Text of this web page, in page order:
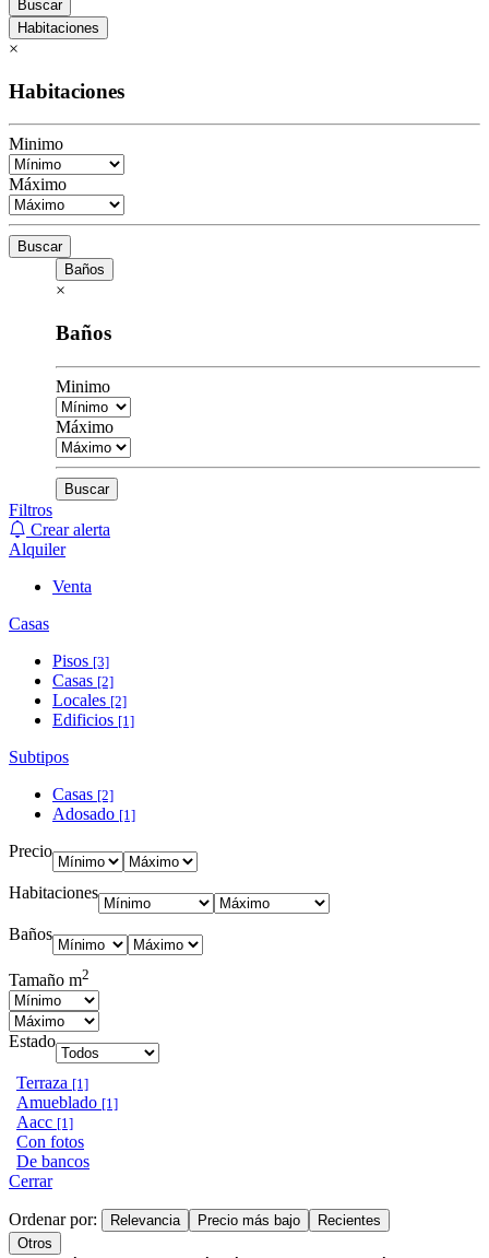
Buscar
Habitaciones
×
Habitaciones
Minimo
Máximo
Buscar
Baños
×
Baños
Minimo
Máximo
Buscar
Filtros
Crear alerta
Alquiler
Venta
Casas
Pisos [3]
Casas [2]
Locales [2]
Edificios [1]
Subtipos
Casas [2]
Adosado [1]
Precio
Habitaciones
Baños
Tamaño m2
Estado
Terraza [1]
Amueblado [1]
Aacc [1]
Con fotos
De bancos
Cerrar
Ordenar por: Relevancia Precio más bajo
Recientes
Otros